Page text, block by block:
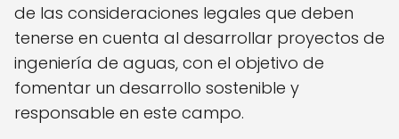
de las consideraciones legales que deben
tenerse en cuenta al desarrollar proyectos de
ingeniería de aguas, con el objetivo de
fomentar un desarrollo sostenible y
responsable en este campo.